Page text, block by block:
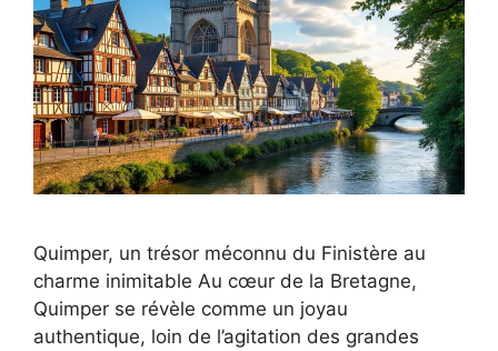
Quimper, un trésor méconnu du Finistère au
charme inimitable Au cœur de la Bretagne,
Quimper se révèle comme un joyau
authentique, loin de l’agitation des grandes